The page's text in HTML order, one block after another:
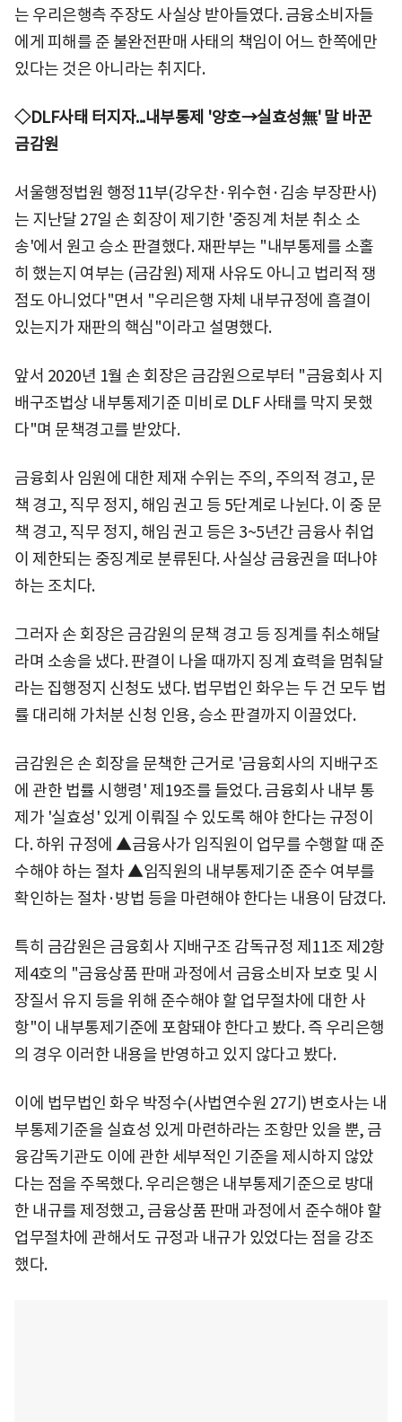
는 우리은행측 주장도 사실상 받아들였다. 금융소비자들
에게 피해를 준 불완전판매 사태의 책임이 어느 한쪽에만
있다는 것은 아니라는 취지다.
◇DLF사태 터지자...내부통제 '양호→실효성無' 말 바꾼
금감원
서울행정법원 행정11부(강우찬·위수현·김송 부장판사)
는 지난달 27일 손 회장이 제기한 '중징계 처분 취소 소
송'에서 원고 승소 판결했다. 재판부는 "내부통제를 소홀
히 했는지 여부는 (금감원) 제재 사유도 아니고 법리적 쟁
점도 아니었다"면서 "우리은행 자체 내부규정에 흠결이
있는지가 재판의 핵심"이라고 설명했다.
앞서 2020년 1월 손 회장은 금감원으로부터 "금융회사 지
배구조법상 내부통제기준 미비로 DLF 사태를 막지 못했
다"며 문책경고를 받았다.
금융회사 임원에 대한 제재 수위는 주의, 주의적 경고, 문
책 경고, 직무 정지, 해임 권고 등 5단계로 나뉜다. 이 중 문
책 경고, 직무 정지, 해임 권고 등은 3~5년간 금융사 취업
이 제한되는 중징계로 분류된다. 사실상 금융권을 떠나야
하는 조치다.
그러자 손 회장은 금감원의 문책 경고 등 징계를 취소해달
라며 소송을 냈다. 판결이 나올 때까지 징계 효력을 멈춰달
라는 집행정지 신청도 냈다. 법무법인 화우는 두 건 모두 법
률 대리해 가처분 신청 인용, 승소 판결까지 이끌었다.
금감원은 손 회장을 문책한 근거로 '금융회사의 지배구조
에 관한 법률 시행령' 제19조를 들었다. 금융회사 내부 통
제가 '실효성' 있게 이뤄질 수 있도록 해야 한다는 규정이
다. 하위 규정에 ▲금융사가 임직원이 업무를 수행할 때 준
수해야 하는 절차 ▲임직원의 내부통제기준 준수 여부를
확인하는 절차·방법 등을 마련해야 한다는 내용이 담겼다.
특히 금감원은 금융회사 지배구조 감독규정 제11조 제2항
제4호의 "금융상품 판매 과정에서 금융소비자 보호 및 시
장질서 유지 등을 위해 준수해야 할 업무절차에 대한 사
항"이 내부통제기준에 포함돼야 한다고 봤다. 즉 우리은행
의 경우 이러한 내용을 반영하고 있지 않다고 봤다.
이에 법무법인 화우 박정수(사법연수원 27기) 변호사는 내
부통제기준을 실효성 있게 마련하라는 조항만 있을 뿐, 금
융감독기관도 이에 관한 세부적인 기준을 제시하지 않았
다는 점을 주목했다. 우리은행은 내부통제기준으로 방대
한 내규를 제정했고, 금융상품 판매 과정에서 준수해야 할
업무절차에 관해서도 규정과 내규가 있었다는 점을 강조
했다.